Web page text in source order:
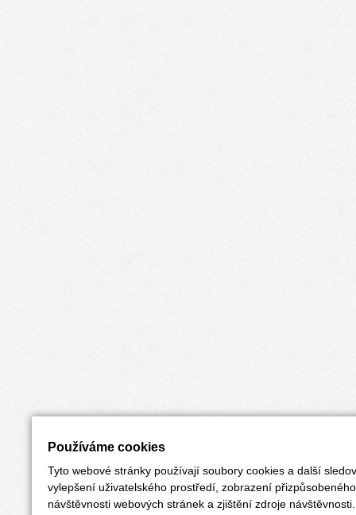
Používáme cookies
Tyto webové stránky používají soubory cookies a další
vylepšení uživatelského prostředí, zobrazení
návštěvnosti webových stránek a zjištění zdroje návštěvnosti.